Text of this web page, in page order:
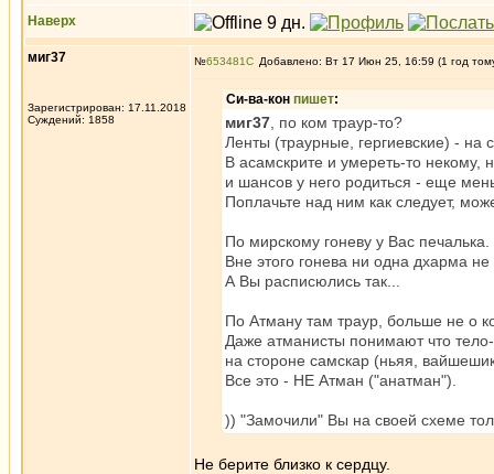
Наверх
миг37
Зарегистрирован: 17.11.2018
Суждений: 1858
№653481 Добавлено: Вт 17 Июн 25, 16:59 (1 год
Си-ва-кон пишет:
миг37 , по ком траур-то?
Ленты (траурные, гергиевские) - на
В асамскрите и умереть-то некому,
и шансов у него родиться - еще
Поплачьте над ним как следует,
По мирскому гоневу у Вас печалька.
Вне этого гонева ни одна дхарма
А Вы расписюлись так...
По Атману там траур, больше не о
Даже атманисты понимают что
на стороне самскар (ньяя,
Все это - НЕ Атман ("анатман").
)) "Замочили" Вы на своей схеме
Не берите близко к сердцу.